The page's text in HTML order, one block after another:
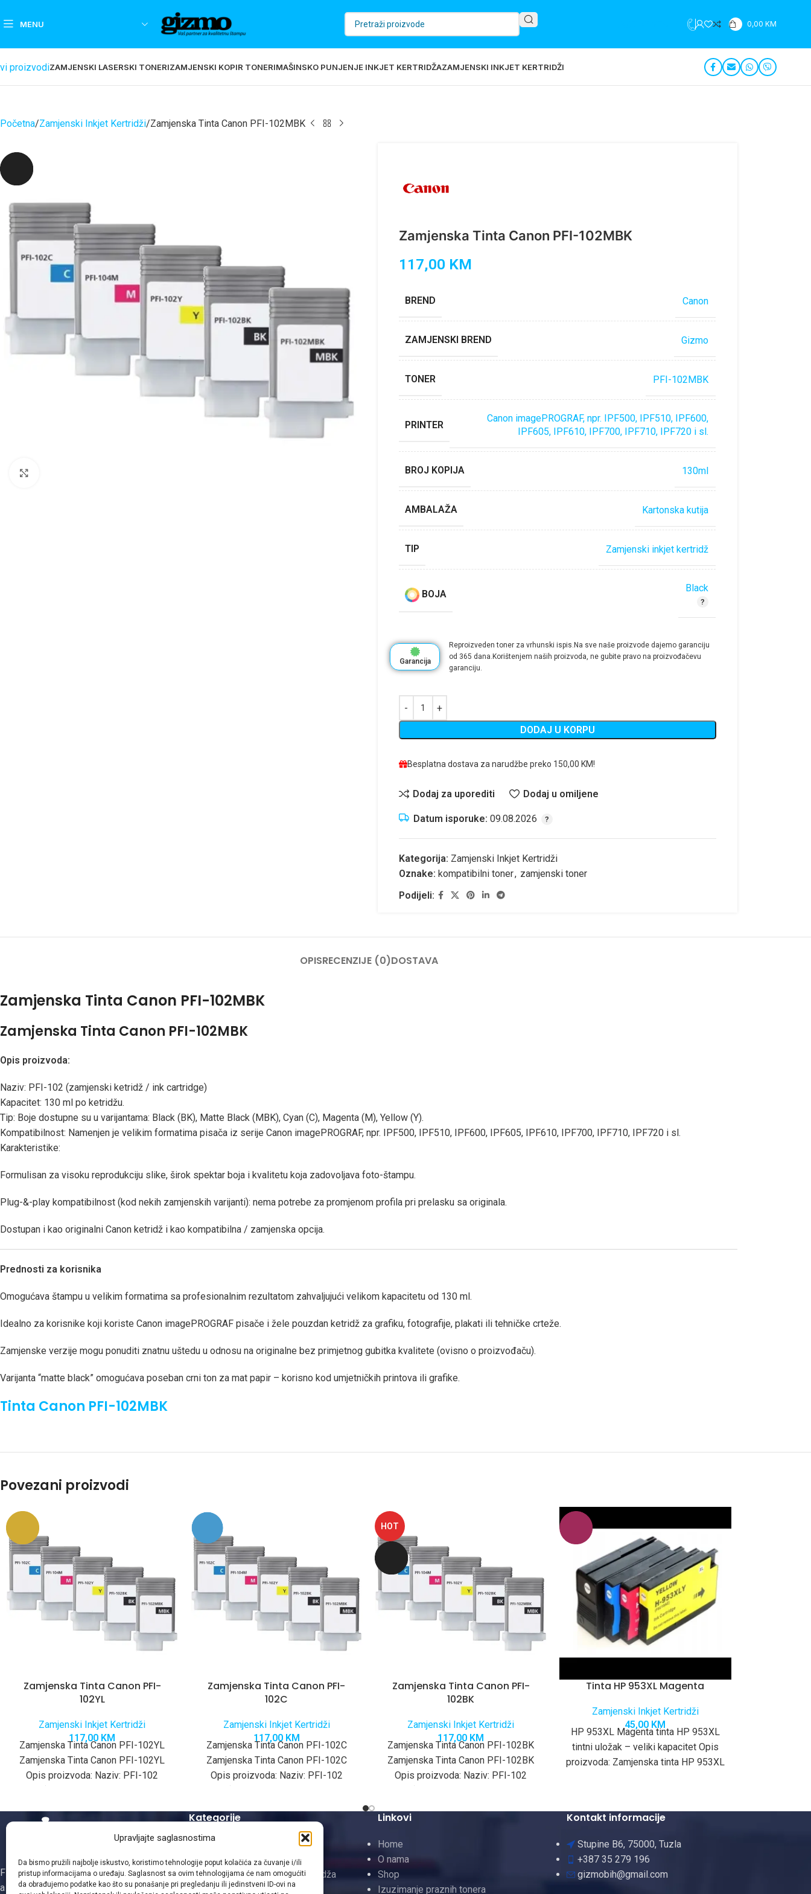
Upravljajte saglasnostima
Da bismo pružili najbolje iskustvo, koristimo tehnologije poput kolačića za čuvanje i/ili
pristup informacijama o uređaju. Saglasnost sa ovim tehnologijama će nam omogućiti
da obrađujemo podatke kao što su ponašanje pri pregledanju ili jedinstveni ID-ovi na
MENU 0,00 KM
proizvodiZAMJENSKI LASERSKI TONERIZAMJENSKI KOPIR TONERIMAŠINSKO PUNJENJE INKJET KERTRIDŽAZAMJENSKI INKJET KERTRIDŽI
Početna Zamjenski Inkjet Kertridži Zamjenska Tinta Canon PFI-102MBK
Zamjenska Tinta Canon PFI-102MBK
117,00 KM
BREND Canon
ZAMJENSKI BREND Gizmo
TONER PFI-102MBK
PRINTER
Canon imagePROGRAF, npr. IPF500, IPF510, IPF600,
IPF605, IPF610, IPF700, IPF710, IPF720 i sl.
BROJ KOPIJA 130ml
AMBALAŽA Kartonska kutija
TIP Zamjenski inkjet kertridž
BOJA
Black
Garancija
Reproizveden toner za vrhunski ispis.Na sve naše proizvode dajemo garanciju
od 365 dana.Korištenjem naših proizvoda, ne gubite pravo na proizvođačevu
garanciju.
DODAJ U KORPU
Besplatna dostava za narudžbe preko 150,00 KM!
Dodaj za uporediti Dodaj u omiljene
Datum isporuke: 09.08.2026
Kategorija: Zamjenski Inkjet Kertridži
Oznake: kompatibilni toner, zamjenski toner
Podijeli:
OPISRECENZIJE (0)DOSTAVA
Zamjenska Tinta Canon PFI-102MBK
Zamjenska Tinta Canon PFI-102MBK
Opis proizvoda:
Naziv: PFI-102 (zamjenski ketridž / ink cartridge)
Kapacitet: 130 ml po ketridžu.
Tip: Boje dostupne su u varijantama: Black (BK), Matte Black (MBK), Cyan (C), Magenta (M), Yellow (Y).
Kompatibilnost: Namenjen je velikim formatima pisača iz serije Canon imagePROGRAF, npr. IPF500, IPF510, IPF600, IPF605, IPF610, IPF700, IPF710, IPF720 i sl.
Karakteristike:
Formulisan za visoku reprodukciju slike, širok spektar boja i kvalitetu koja zadovoljava foto-štampu.
Plug-&-play kompatibilnost (kod nekih zamjenskih varijanti): nema potrebe za promjenom profila pri prelasku sa originala.
Dostupan i kao originalni Canon ketridž i kao kompatibilna / zamjenska opcija.
Prednosti za korisnika
Omogućava štampu u velikim formatima sa profesionalnim rezultatom zahvaljujući velikom kapacitetu od 130 ml.
Idealno za korisnike koji koriste Canon imagePROGRAF pisače i žele pouzdan ketridž za grafiku, fotografije, plakati ili tehničke crteže.
Zamjenske verzije mogu ponuditi znatnu uštedu u odnosu na originalne bez primjetnog gubitka kvalitete (ovisno o proizvođaču).
Varijanta “matte black” omogućava poseban crni ton za mat papir – korisno kod umjetničkih printova ili grafike.
Tinta Canon PFI-102MBK
Povezani proizvodi
Zamjenska Tinta Canon PFI-
102YL
Zamjenski Inkjet Kertridži
117,00 KM
Zamjenska Tinta Canon PFI-102YL
Zamjenska Tinta Canon PFI-102YL
Opis proizvoda: Naziv: PFI-102
Zamjenska Tinta Canon PFI-
102C
Zamjenski Inkjet Kertridži
117,00 KM
Zamjenska Tinta Canon PFI-102C
Zamjenska Tinta Canon PFI-102C
Opis proizvoda: Naziv: PFI-102
HOT
Zamjenska Tinta Canon PFI-
102BK
Zamjenski Inkjet Kertridži
117,00 KM
Zamjenska Tinta Canon PFI-102BK
Zamjenska Tinta Canon PFI-102BK
Opis proizvoda: Naziv: PFI-102
Tinta HP 953XL Magenta
Zamjenski Inkjet Kertridži
45,00 KM
HP 953XL Magenta tinta HP 953XL
tintni uložak – veliki kapacitet Opis
proizvoda: Zamjenska tinta HP 953XL
Firma Gizmo je osnovana 1995. godine,
a obnovom i distribucijom patrona za
Kategorije
Zamjenski Laserski Toneri
Zamjenski Kopir Toneri
Mašinsko punjenje InkJet Kertridža
Zamjenski Inkjet Kertridži
Linkovi
Home
O nama
Shop
Izuzimanje praznih tonera
Kontakt informacije
Stupine B6, 75000, Tuzla
+387 35 279 196
gizmobih@gmail.com